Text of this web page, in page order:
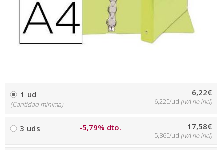
1 ud
(Cantidad mínima)
6,22€
6,22€/ud (IVA no incl)
3 uds -5,79% dto. 17,58€
5,86€/ud (IVA no incl)